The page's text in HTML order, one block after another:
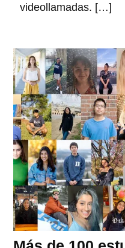
videollamadas. […]